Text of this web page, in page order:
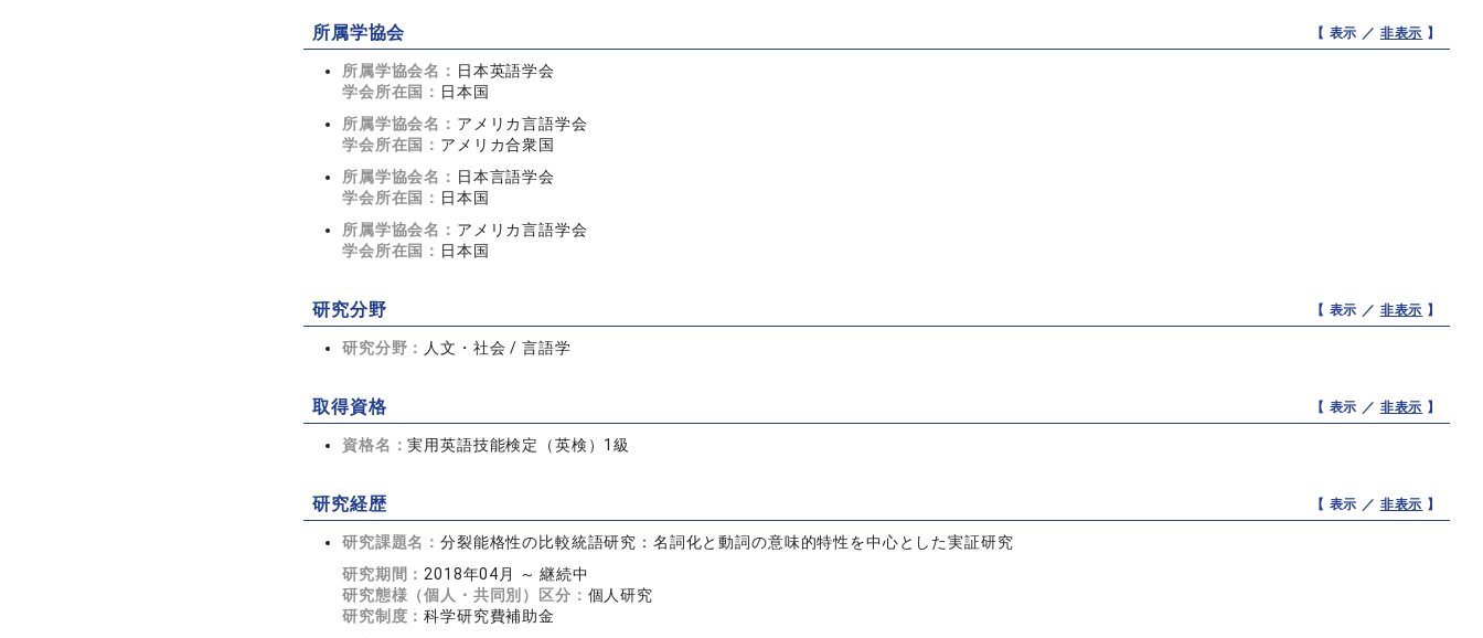
所属学協会 【 表示 ／ 非表示 】
所属学協会名： 日本英語学会
学会所在国： 日本国
所属学協会名： アメリカ言語学会
学会所在国： アメリカ合衆国
所属学協会名： 日本言語学会
学会所在国： 日本国
所属学協会名： アメリカ言語学会
学会所在国： 日本国
研究分野 【 表示 ／ 非表示 】
研究分野： 人文・社会 / 言語学
取得資格 【 表示 ／ 非表示 】
資格名：実用英語技能検定（英検）1級
研究経歴 【 表示 ／ 非表示 】
研究課題名：分裂能格性の比較統語研究：名詞化と動詞の意味的特性を中心とした実証研究
研究期間： 2018年04月 ～ 継続中
研究態様（個人・共同別）区分： 個人研究
研究制度：科学研究費補助金